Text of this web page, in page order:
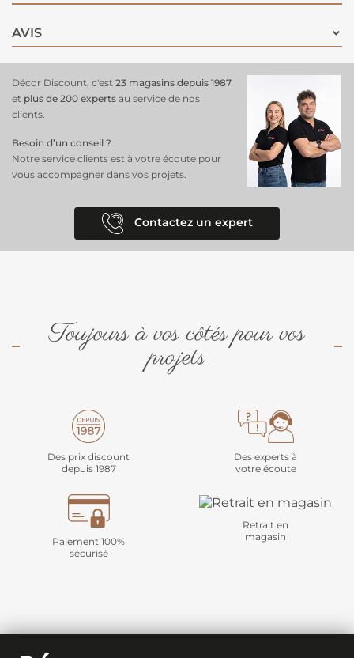
AVIS
Décor Discount, c'est 23 magasins depuis 1987
et plus de 200 experts au service de nos
clients.
Besoin d’un conseil ?
Notre service clients est à votre écoute pour
vous accompagner dans vos projets.
Contactez un expert
Toujours à vos côtés pour vos
projets
Des prix discount
depuis 1987
Des experts à
votre écoute
Paiement 100%
sécurisé
Retrait en
magasin